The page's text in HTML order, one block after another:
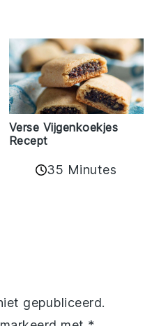
Verse Vijgenkoekjes
Recept
35 Minutes
gepubliceerd.